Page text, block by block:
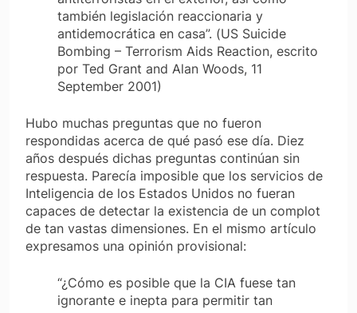
también legislación reaccionaria y
antidemocrática en casa”. (US Suicide
Bombing – Terrorism Aids Reaction, escrito
por Ted Grant and Alan Woods, 11
September 2001)
Hubo muchas preguntas que no fueron
respondidas acerca de qué pasó ese día. Diez
años después dichas preguntas continúan sin
respuesta. Parecía imposible que los servicios de
Inteligencia de los Estados Unidos no fueran
capaces de detectar la existencia de un complot
de tan vastas dimensiones. En el mismo artículo
expresamos una opinión provisional:
“¿Cómo es posible que la CIA fuese tan
ignorante e inepta para permitir tan